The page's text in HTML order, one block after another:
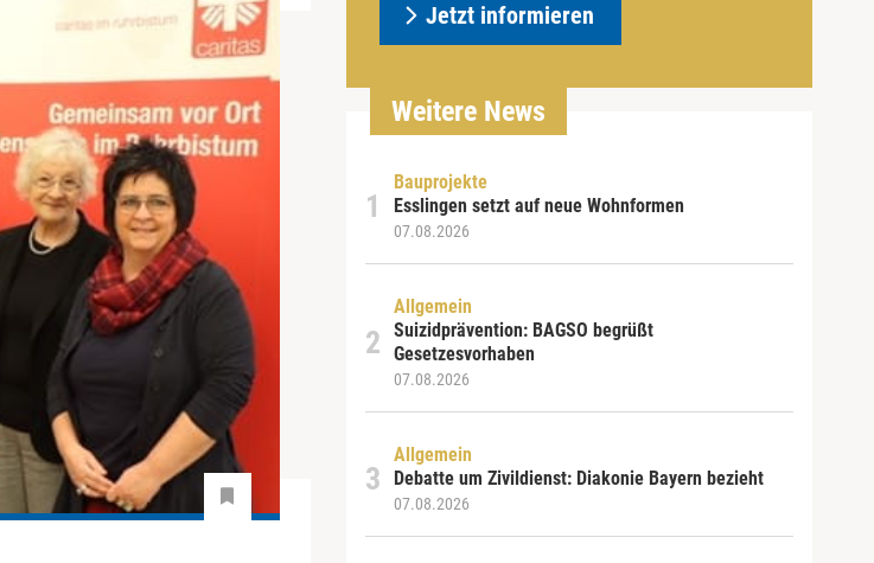
Jetzt informieren
Weitere News
Bauprojekte
Esslingen setzt auf neue Wohnformen
07.08.2026
Allgemein
Suizidprävention: BAGSO begrüßt
Gesetzesvorhaben
07.08.2026
Allgemein
Debatte um Zivildienst: Diakonie Bayern bezieht
07.08.2026